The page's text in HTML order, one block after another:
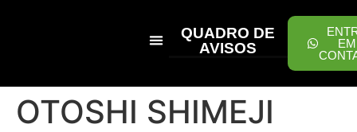
QUADRO DE
AVISOS
EM
OTOSHI SHIMEJI